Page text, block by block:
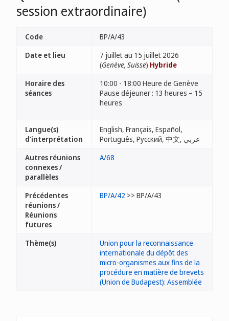
session extraordinaire)
Code
BP/A/43
Date et lieu
7 juillet au 15 juillet 2026
(Genève, Suisse) Hybride
Horaire des
séances
10:00 - 18:00 Heure de Genève
Pause déjeuner : 13 heures – 15
heures
Langue(s)
d’interprétation
English, Français, Español,
Português, Русский, 中文, عربي
Autres réunions
connexes /
parallèles
A/68
Précédentes
réunions /
Réunions
futures
BP/A/42 >> BP/A/43
Thème(s)
Union pour la reconnaissance
internationale du dépôt des
micro-organismes aux fins de la
procédure en matière de brevets
(Union de Budapest): Assemblée